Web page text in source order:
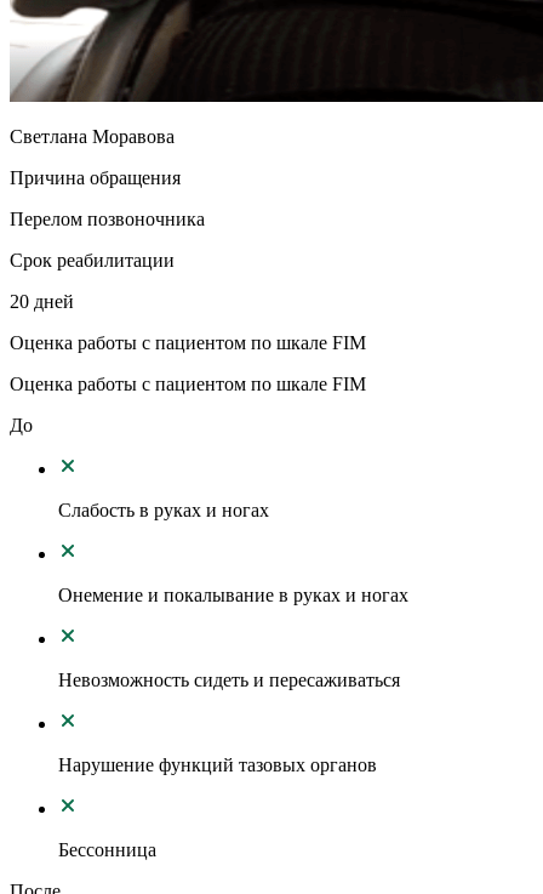
Светлана Моравова
Причина обращения
Перелом позвоночника
Срок реабилитации
20 дней
Оценка работы с пациентом по шкале FIM
Оценка работы с пациентом по шкале FIM
До
Слабость в руках и ногах
Онемение и покалывание в руках и ногах
Невозможность сидеть и пересаживаться
Нарушение функций тазовых органов
Бессонница